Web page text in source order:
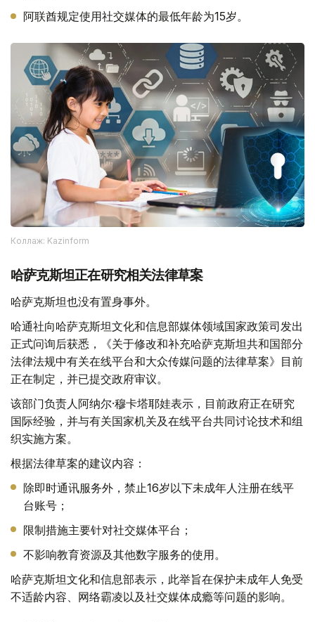
阿联酋规定使用社交媒体的最低年龄为15岁。
Коллаж: Kazinform
哈萨克斯坦正在研究相关法律草案
哈萨克斯坦也没有置身事外。
哈通社向哈萨克斯坦文化和信息部媒体领域国家政策司发出
正式问询后获悉，《关于修改和补充哈萨克斯坦共和国部分
法律法规中有关在线平台和大众传媒问题的法律草案》目前
正在制定，并已提交政府审议。
该部门负责人阿纳尔·穆卡塔耶娃表示，目前政府正在研究
国际经验，并与有关国家机关及在线平台共同讨论技术和组
织实施方案。
根据法律草案的建议内容：
除即时通讯服务外，禁止16岁以下未成年人注册在线平
台账号；
限制措施主要针对社交媒体平台；
不影响教育资源及其他数字服务的使用。
哈萨克斯坦文化和信息部表示，此举旨在保护未成年人免受
不适龄内容、网络霸凌以及社交媒体成瘾等问题的影响。